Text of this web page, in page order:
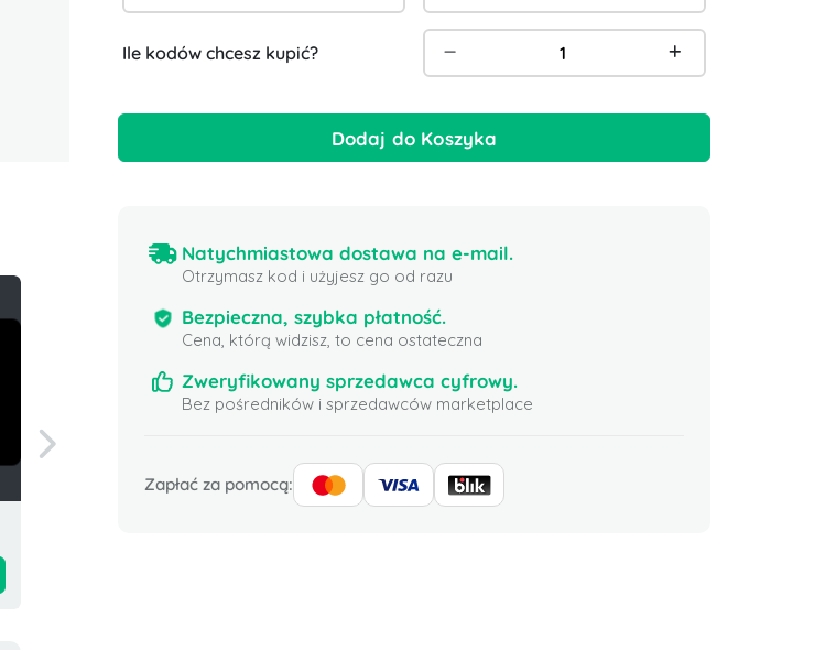
Ile kodów chcesz kupić?
Dodaj do Koszyka
Natychmiastowa dostawa na e-mail.
Otrzymasz kod i użyjesz go od razu
Bezpieczna, szybka płatność.
Cena, którą widzisz, to cena ostateczna
Zweryfikowany sprzedawca cyfrowy.
Bez pośredników i sprzedawców marketplace
Zapłać za pomocą: